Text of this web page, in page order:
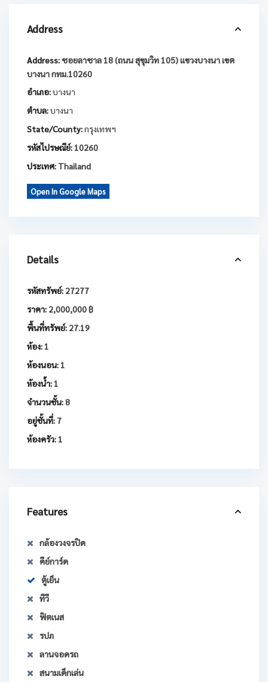
Address
Address:ซอยลาซาล 18 (ถนน สุขุมวิท 105) แขวงบางนา เขต
บางนา กทม.10260
อำเภอ:บางนา
ตำบล:บางนา
State/County:กรุงเทพฯ
รหัสไปรษณีย์: 10260
ประเทศ: Thailand
Open In Google Maps
Details
รหัสทรัพย์: 27277
ราคา: 2,000,000 ฿
พื้นที่ทรัพย์: 27.19
ห้อง: 1
ห้องนอน: 1
ห้องน้ำ: 1
จำนวนชั้น:8
อยู่ชั้นที่: 7
ห้องครัว: 1
Features
กล้องวงจรปิด
คีย์การ์ด
ตู้เย็น
ทีวี
ฟิตเนส
รปภ
ลานจอดรถ
สนามเด็กเล่น